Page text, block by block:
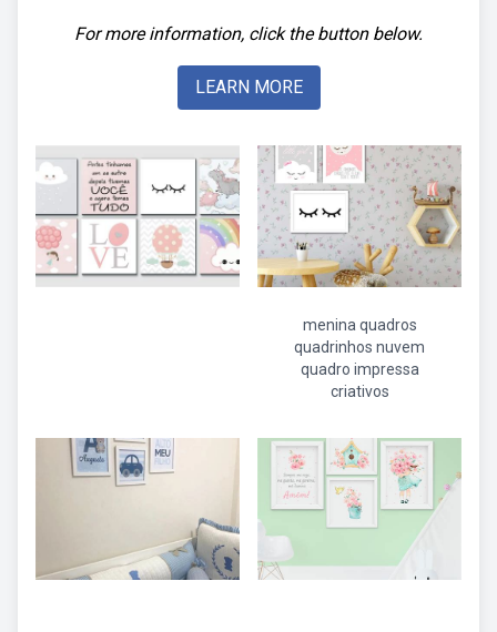
For more information, click the button below.
LEARN MORE
menina quadros
quadrinhos nuvem
quadro impressa
criativos